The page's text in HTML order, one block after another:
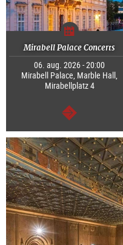
Mirabell Palace Concerts
06. aug. 2026 - 20:00
Mirabell Palace, Marble Hall,
Mirabellplatz 4
Tovább